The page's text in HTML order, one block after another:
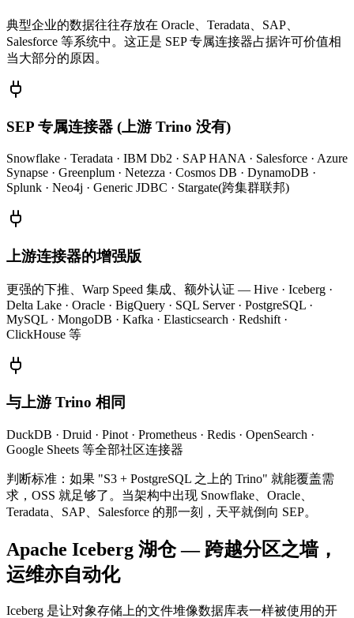
典型企业的数据往往存放在 Oracle、Teradata、SAP、
Salesforce 等系统中。这正是 SEP 专属连接器占据许可价值相
当大部分的原因。
SEP 专属连接器 (上游 Trino 没有)
Snowflake · Teradata · IBM Db2 · SAP HANA · Salesforce · Azure
Synapse · Greenplum · Netezza · Cosmos DB · DynamoDB ·
Splunk · Neo4j · Generic JDBC · Stargate(跨集群联邦)
上游连接器的增强版
更强的下推、Warp Speed 集成、额外认证 — Hive · Iceberg ·
Delta Lake · Oracle · BigQuery · SQL Server · PostgreSQL ·
MySQL · MongoDB · Kafka · Elasticsearch · Redshift ·
ClickHouse 等
与上游 Trino 相同
DuckDB · Druid · Pinot · Prometheus · Redis · OpenSearch ·
Google Sheets 等全部社区连接器
判断标准：如果 "S3 + PostgreSQL 之上的 Trino" 就能覆盖需
求，OSS 就足够了。当架构中出现 Snowflake、Oracle、
Teradata、SAP、Salesforce 的那一刻，天平就倒向 SEP。
Apache Iceberg 湖仓 — 跨越分区之墙，
运维亦自动化
Iceberg 是让对象存储上的文件堆像数据库表一样被使用的开